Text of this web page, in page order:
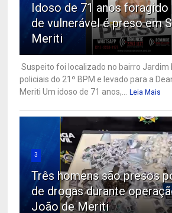
Idoso de 71 anos
de vulnerável é preso em
Meriti
Suspeito foi localizado no bairro Jardim
policiais do 21º BPM e levado para a
Meriti Um idoso de 71 anos,... Leia Mais
3
Três homens são presos
de drogas durante
João de Meriti